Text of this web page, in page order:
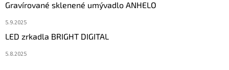
Gravírované sklenené umývadlo ANHELO
5.9.2025
LED zrkadla BRIGHT DIGITAL
5.8.2025